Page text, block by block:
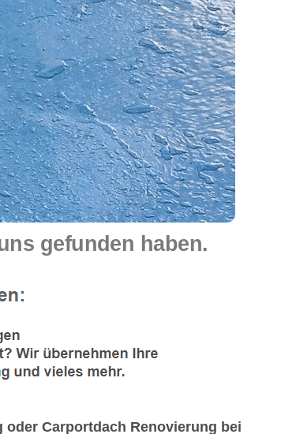
gefunden haben.
Carportdach Renovierung bei